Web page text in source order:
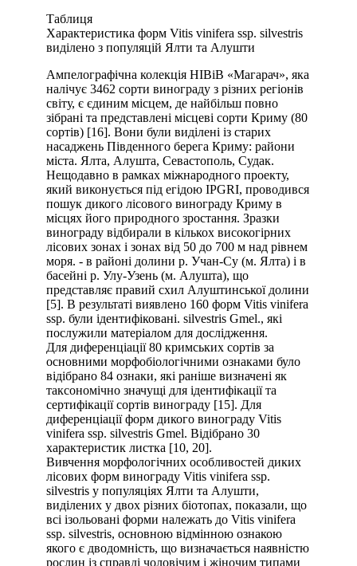
Таблиця
Характеристика форм Vitis vinifera ssp. silvestris
виділено з популяцій Ялти та Алушти
Ампелографічна колекція НІВіВ «Магарач», яка
налічує 3462 сорти винограду з різних регіонів
світу, є єдиним місцем, де найбільш повно
зібрані та представлені місцеві сорти Криму (80
сортів) [16]. Вони були виділені із старих
насаджень Південного берега Криму: райони
міста. Ялта, Алушта, Севастополь, Судак.
Нещодавно в рамках міжнародного проекту,
який виконується під егідою IPGRI, проводився
пошук дикого лісового винограду Криму в
місцях його природного зростання. Зразки
винограду відбирали в кількох високогірних
лісових зонах і зонах від 50 до 700 м над рівнем
моря. - в районі долини р. Учан-Су (м. Ялта) і в
басейні р. Улу-Узень (м. Алушта), що
представляє правий схил Алуштинської долини
[5]. В результаті виявлено 160 форм Vitis vinifera
ssp. були ідентифіковані. silvestris Gmel., які
послужили матеріалом для дослідження.
Для диференціації 80 кримських сортів за
основними морфобіологічними ознаками було
відібрано 84 ознаки, які раніше визначені як
таксономічно значущі для ідентифікації та
сертифікації сортів винограду [15]. Для
диференціації форм дикого винограду Vitis
vinifera ssp. silvestris Gmel. Відібрано 30
характеристик листка [10, 20].
Вивчення морфологічних особливостей диких
лісових форм винограду Vitis vinifera ssp.
silvestris у популяціях Ялти та Алушти,
виділених у двох різних біотопах, показали, що
всі ізольовані форми належать до Vitis vinifera
ssp. silvestris, основною відмінною ознакою
якого є дводомність, що визначається наявністю
рослин із справді чоловічим і жіночим типами